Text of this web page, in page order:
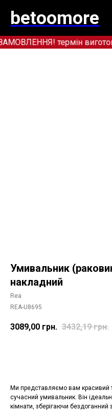
betoomore
термін
Умивальник
накладний
Rea
REA-U8695
3089,00 грн. 3432,19 грн.
Ми представляємо вам красивий
сучасний умивальник. Він
кімнати, зберігаючи бездоганний